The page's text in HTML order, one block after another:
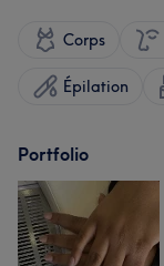
Corps
Épilation
Portfolio